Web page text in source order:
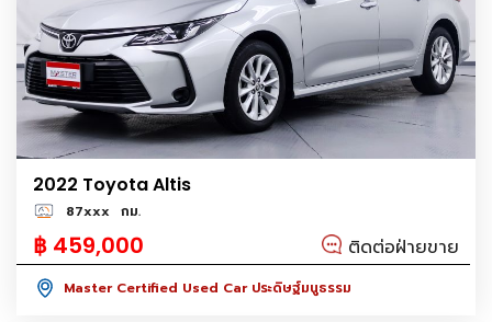
2022 Toyota Altis
87xxx กม.
฿ 459,000 ติดต่อฝ่ายขาย
Master Certified Used Car ประดิษฐ์มนูธรรม